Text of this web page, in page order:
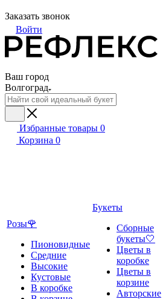
Заказать звонок
Войти
Ваш город
Волгоград
Избранные товары 0
Корзина 0
Розы🌹
Пионовидные
Средние
Высокие
Кустовые
В коробке
Букеты
Сборные
букеты🤍
Цветы в
коробке
Цветы в
корзине
Авторские